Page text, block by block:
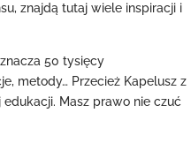
znajdą tutaj wiele inspiracji i
50 tysięcy
metody… Przecież Kapelusz z
Masz prawo nie czuć